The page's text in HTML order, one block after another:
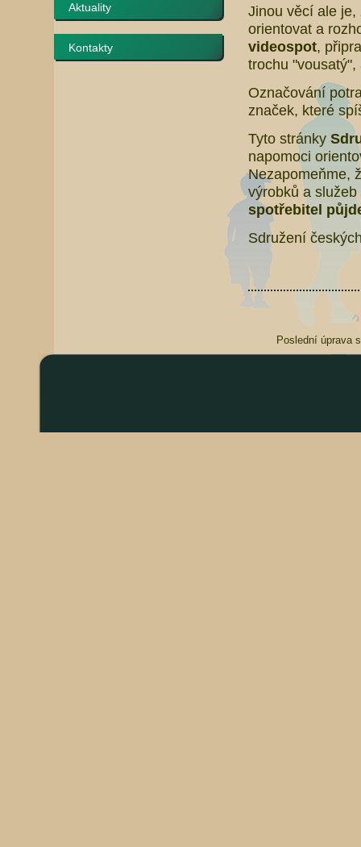
Aktuality
Kontakty
Jinou věcí ale je,
orientovat a
videospot,
trochu
Označování
značek, které
Tyto stránky
napomoci
Nezapomeňme,
výrobků a
spotřebitel
Sdružení
Poslední úprava